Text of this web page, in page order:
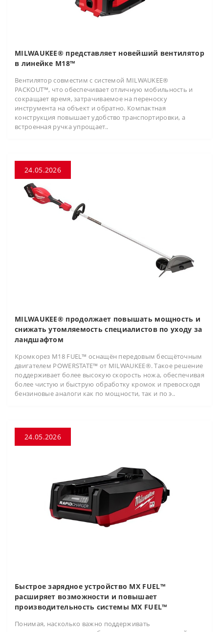
MILWAUKEE® представляет новейший вентилятор
в линейке M18™
Вентилятор совместим с системой MILWAUKEE®
PACKOUT™, что обеспечивает отличную мобильность и
сокращает время, затрачиваемое на переноску
инструмента на объект и обратно. Компактная
конструкция повышает удобство транспортировки, а
встроенная ручка упрощает..
24.05.2026
MILWAUKEE® продолжает повышать мощность и
снижать утомляемость специалистов по уходу за
ландшафтом
Кромкорез M18 FUEL™ оснащён передовым бесщёточным
двигателем POWERSTATE™ от MILWAUKEE®. Такое решение
поддерживает более высокую скорость ножа, обеспечивая
более чистую и быструю обработку кромок и превосходя
бензиновые аналоги как по мощности, так и по э..
24.05.2026
Быстрое зарядное устройство MX FUEL™
расширяет возможности и повышает
производительность системы MX FUEL™
Понимая, насколько важно поддерживать